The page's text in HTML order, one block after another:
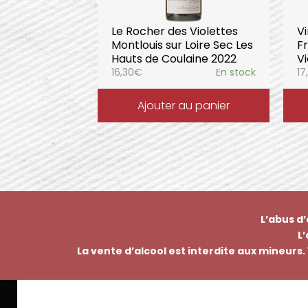
Le Rocher des Violettes
Montlouis sur Loire Sec Les
Hauts de Coulaine 2022
16,30€ En stock
Ajouter au panier
L’abus
La vente d’alcool est interdite aux